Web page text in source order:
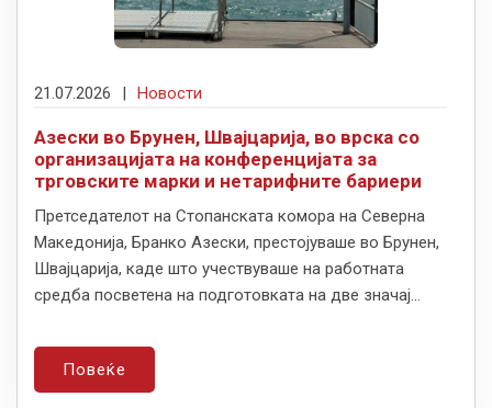
21.07.2026 | Новости
Азески во Брунен, Швајцарија, во врска со
организацијата на конференцијата за
трговските марки и нетарифните бариери
Претседателот на Стопанската комора на Северна
Македонија, Бранко Азески, престојуваше во Брунен,
Швајцарија, каде што учествуваше на работната
средба посветена на подготовката на две значај...
Повеќе